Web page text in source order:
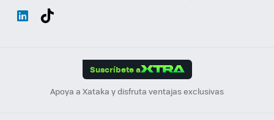
Suscríbete a
Apoya a Xataka y disfruta ventajas exclusivas